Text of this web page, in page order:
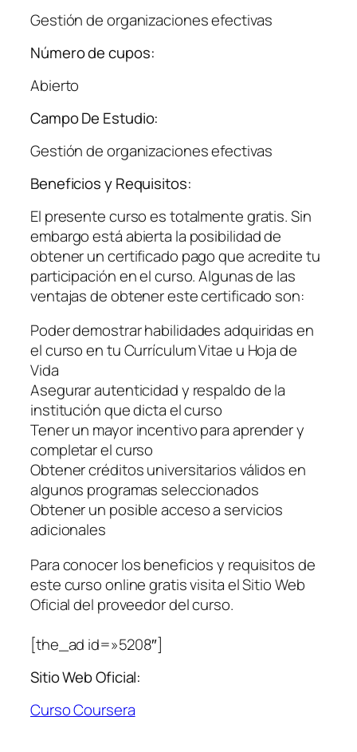
Gestión de organizaciones efectivas
Número de cupos:
Abierto
Campo De Estudio:
Gestión de organizaciones efectivas
Beneficios y Requisitos:
El presente curso es totalmente gratis. Sin
embargo está abierta la posibilidad de
obtener un certificado pago que acredite tu
participación en el curso. Algunas de las
ventajas de obtener este certificado son:
Poder demostrar habilidades adquiridas en
el curso en tu Currículum Vitae u Hoja de
Vida
Asegurar autenticidad y respaldo de la
institución que dicta el curso
Tener un mayor incentivo para aprender y
completar el curso
Obtener créditos universitarios válidos en
algunos programas seleccionados
Obtener un posible acceso a servicios
adicionales
Para conocer los beneficios y requisitos de
este curso online gratis visita el Sitio Web
Oficial del proveedor del curso.
[the_ad id=»5208″]
Sitio Web Oficial:
Curso Coursera